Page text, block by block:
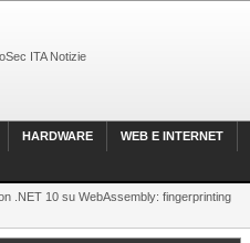
ITA Notizie
HARDWARE WEB E INTERNET
.NET 10 su WebAssembly: fingerprinting